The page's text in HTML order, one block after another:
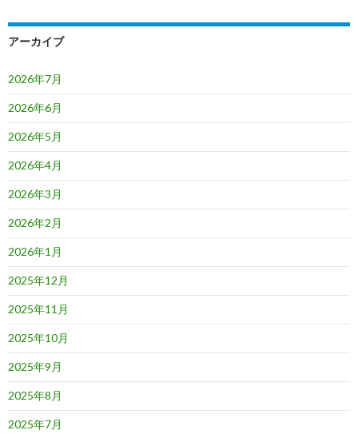
アーカイブ
2026年7月
2026年6月
2026年5月
2026年4月
2026年3月
2026年2月
2026年1月
2025年12月
2025年11月
2025年10月
2025年9月
2025年8月
2025年7月